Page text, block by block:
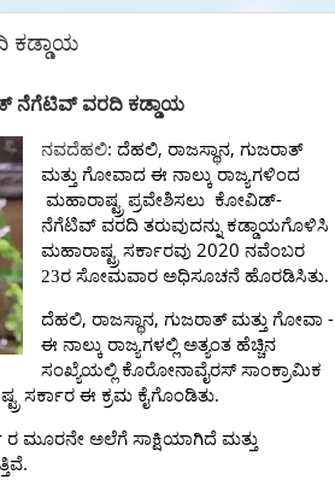
ಕಡ್ಡಾಯ
ನೆಗೆಟಿವ್ ವರದಿ ಕಡ್ಡಾಯ
ನವದೆಹಲಿ: ದೆಹಲಿ, ರಾಜಸ್ಥಾನ, ಗುಜರಾತ್
ಮತ್ತು ಗೋವಾದ ಈ ನಾಲ್ಕು ರಾಜ್ಯಗಳಿಂದ
ಮಹಾರಾಷ್ಟ್ರ ಪ್ರವೇಶಿಸಲು ಕೋವಿಡ್-
ನೆಗೆಟಿವ್ ವರದಿ ತರುವುದನ್ನು ಕಡ್ಡಾಯಗೊಳಿಸಿ
ಮಹಾರಾಷ್ಟ್ರ ಸರ್ಕಾರವು 2020 ನವೆಂಬರ
23ರ ಸೋಮವಾರ ಅಧಿಸೂಚನೆ ಹೊರಡಿಸಿತು.
ದೆಹಲಿ, ರಾಜಸ್ಥಾನ, ಗುಜರಾತ್ ಮತ್ತು ಗೋವಾ -
ಈ ನಾಲ್ಕು ರಾಜ್ಯಗಳಲ್ಲಿ ಅತ್ಯಂತ ಹೆಚ್ಚಿನ
ಸಂಖ್ಯೆಯಲ್ಲಿ ಕೊರೋನಾವೈರಸ್ ಸಾಂಕ್ರಾಮಿಕ
ಸರ್ಕಾರ ಈ ಕ್ರಮ ಕೈಗೊಂಡಿತು.
ರ ಮೂರನೇ ಅಲೆಗೆ ಸಾಕ್ಷಿಯಾಗಿದೆ ಮತ್ತು
.